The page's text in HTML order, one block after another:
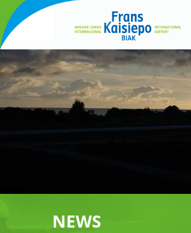
NEWS